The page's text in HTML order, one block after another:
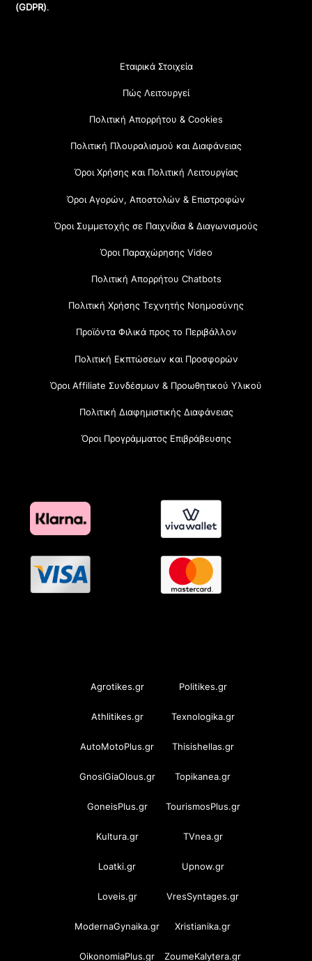
(GDPR).
Εταιρικά Στοιχεία
Πώς Λειτουργεί
Πολιτική Απορρήτου & Cookies
Πολιτική Πλουραλισμού και Διαφάνειας
Όροι Χρήσης και Πολιτική Λειτουργίας
Όροι Αγορών, Αποστολών & Επιστροφών
Όροι Συμμετοχής σε Παιχνίδια & Διαγωνισμούς
Όροι Παραχώρησης Video
Πολιτική Απορρήτου Chatbots
Πολιτική Χρήσης Τεχνητής Νοημοσύνης
Προϊόντα Φιλικά προς το Περιβάλλον
Πολιτική Εκπτώσεων και Προσφορών
Όροι Affiliate Συνδέσμων & Προωθητικού Υλικού
Πολιτική Διαφημιστικής Διαφάνειας
Όροι Προγράμματος Επιβράβευσης
Agrotikes.gr Politikes.gr
Athlitikes.gr Texnologika.gr
AutoMotoPlus.gr Thisishellas.gr
GnosiGiaOlous.gr Topikanea.gr
GoneisPlus.gr TourismosPlus.gr
Kultura.gr TVnea.gr
Loatki.gr Upnow.gr
Loveis.gr VresSyntages.gr
ModernaGynaika.gr Xristianika.gr
OikonomiaPlus.gr ZoumeKalytera.gr